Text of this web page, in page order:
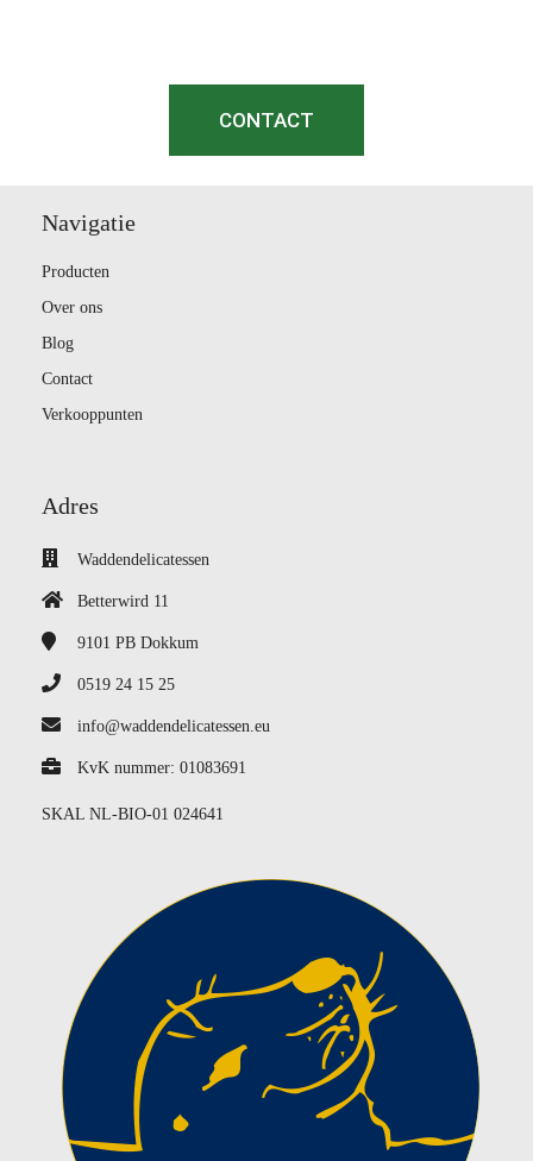
CONTACT
Navigatie
Producten
Over ons
Blog
Contact
Verkooppunten
Adres
Waddendelicatessen
Betterwird 11
9101 PB Dokkum
0519 24 15 25
info@waddendelicatessen.eu
KvK nummer: 01083691
SKAL NL-BIO-01 024641